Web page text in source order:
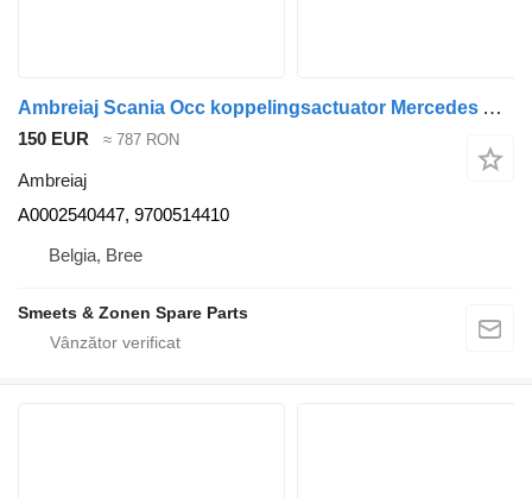
Ambreiaj Scania Occ koppelingsactuator Mercedes A0002540447 pentru camion
150 EUR ≈ 787 RON
Ambreiaj
A0002540447, 9700514410
Belgia, Bree
Smeets & Zonen Spare Parts